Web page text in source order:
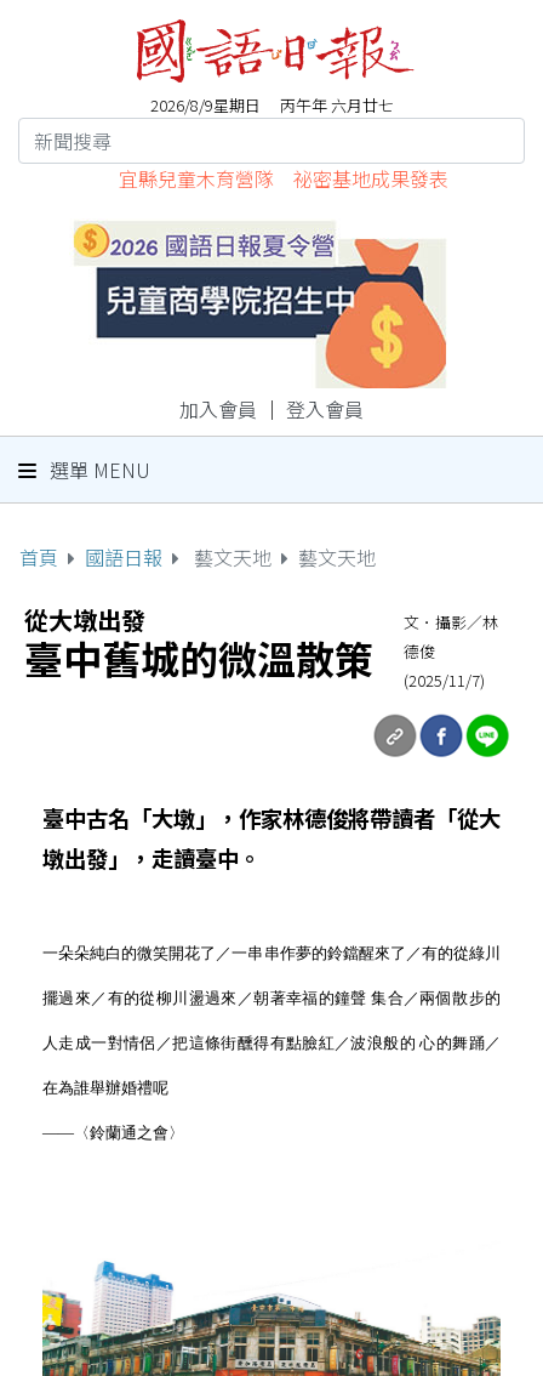
2026/8/9星期日 丙午年 六月廿七
宜縣兒童木育營隊 祕密基地成果發表
加入會員 ｜ 登入會員
選單 MENU
首頁 國語日報 藝文天地 藝文天地
從大墩出發
臺中舊城的微溫散策
文．攝影／林
德俊
(2025/11/7)
臺中古名「大墩」，作家林德俊將帶讀者「從大
墩出發」，走讀臺中。
一朵朵純白的微笑開花了／一串串作夢的鈴鐺醒來了／有的從綠川
擺過來／有的從柳川盪過來／朝著幸福的鐘聲 集合／兩個散步的
人走成一對情侶／把這條街醺得有點臉紅／波浪般的 心的舞踊／
在為誰舉辦婚禮呢
——〈鈴蘭通之會〉